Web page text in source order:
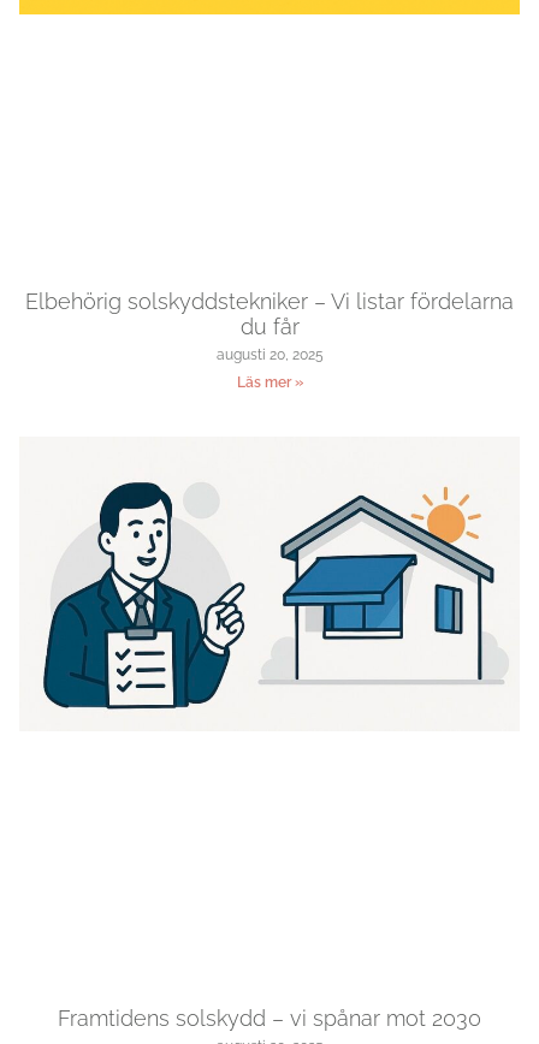
Elbehörig solskyddstekniker – Vi listar fördelarna
du får
augusti 20, 2025
Läs mer »
Framtidens solskydd – vi spånar mot 2030